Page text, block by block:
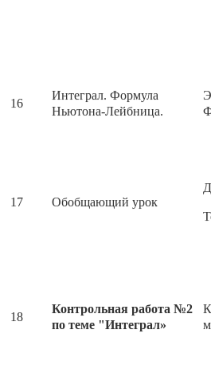
16
Интеграл. Формула
Ньютона-Лейбница.
17 Обобщающий урок
18
Контрольная работа №2
по теме "Интеграл»